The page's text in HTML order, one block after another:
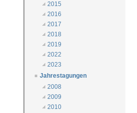
2015
2016
2017
2018
2019
2022
2023
Jahrestagungen
2008
2009
2010